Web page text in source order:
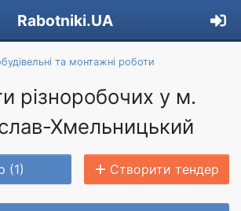
Rabotniki.UA
та монтажні роботи
різноробочих у м.
Хмельницький
(1) Створити тендер